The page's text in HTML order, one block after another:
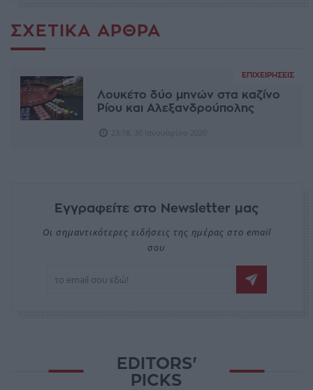
ΣΧΕΤΙΚΆ ΆΡΘΡΑ
ΕΠΙΧΕΙΡΉΣΕΙΣ
Λουκέτο δύο μηνών στα καζίνο
Ρίου και Αλεξανδρούπολης
Εγγραφείτε στο Newsletter μας
Οι σημαντικότερες ειδήσεις της ημέρας στο email
σου
EDITORS'
PICKS